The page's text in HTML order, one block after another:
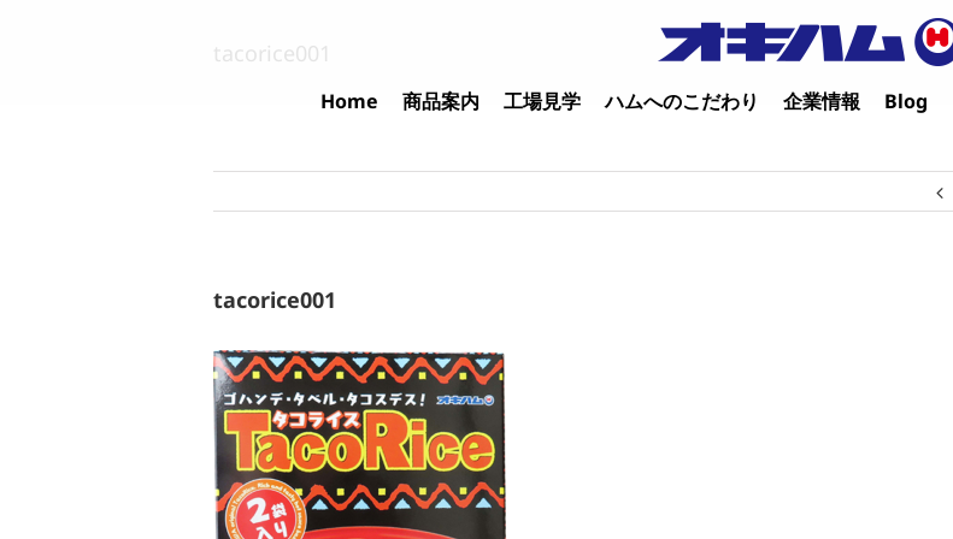
Home 商品案内 工場見学 ハムへのこだわり 企業情報 Blog
tacorice001
tacorice001